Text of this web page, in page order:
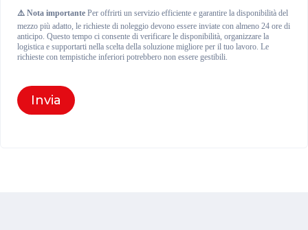
⚠️ Nota importante Per offrirti un servizio efficiente e garantire la disponibilità del
mezzo più adatto, le richieste di noleggio devono essere inviate con almeno 24 ore di
anticipo. Questo tempo ci consente di verificare le disponibilità, organizzare la
logistica e supportarti nella scelta della soluzione migliore per il tuo lavoro. Le
richieste con tempistiche inferiori potrebbero non essere gestibili.
Invia